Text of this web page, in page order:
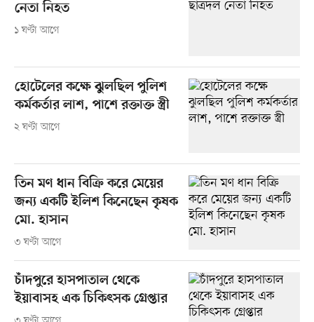
নেতা নিহত
১ ঘণ্টা আগে
হোটেলের কক্ষে ঝুলছিল পুলিশ
কর্মকর্তার লাশ, পাশে রক্তাক্ত স্ত্রী
২ ঘণ্টা আগে
তিন মণ ধান বিক্রি করে মেয়ের
জন্য একটি ইলিশ কিনেছেন কৃষক
মো. হাসান
৩ ঘণ্টা আগে
চাঁদপুরে হাসপাতাল থেকে
ইয়াবাসহ এক চিকিৎসক গ্রেপ্তার